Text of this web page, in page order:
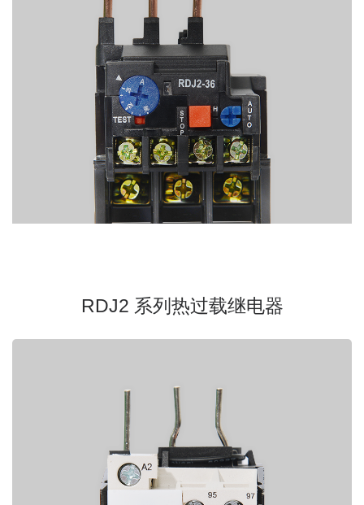
RDJ2 系列热过载继电器